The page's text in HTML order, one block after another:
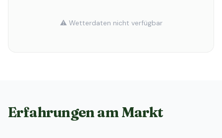
⚠️ Wetterdaten nicht verfügbar
Erfahrungen am Markt